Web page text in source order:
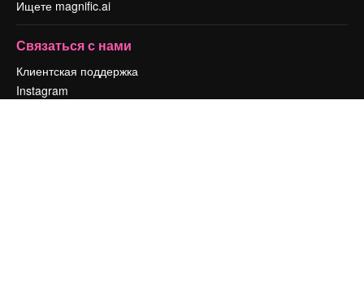
Ищете magnific.ai
Связаться с нами
Клиентская поддержка
Instagram